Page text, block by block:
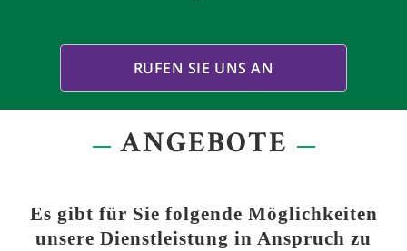
RUFEN SIE UNS AN
ANGEBOTE
Es gibt für Sie folgende Möglichkeiten
unsere Dienstleistung in Anspruch zu